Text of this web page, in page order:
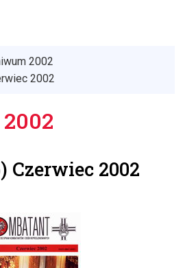
2002
2002
Czerwiec 2002